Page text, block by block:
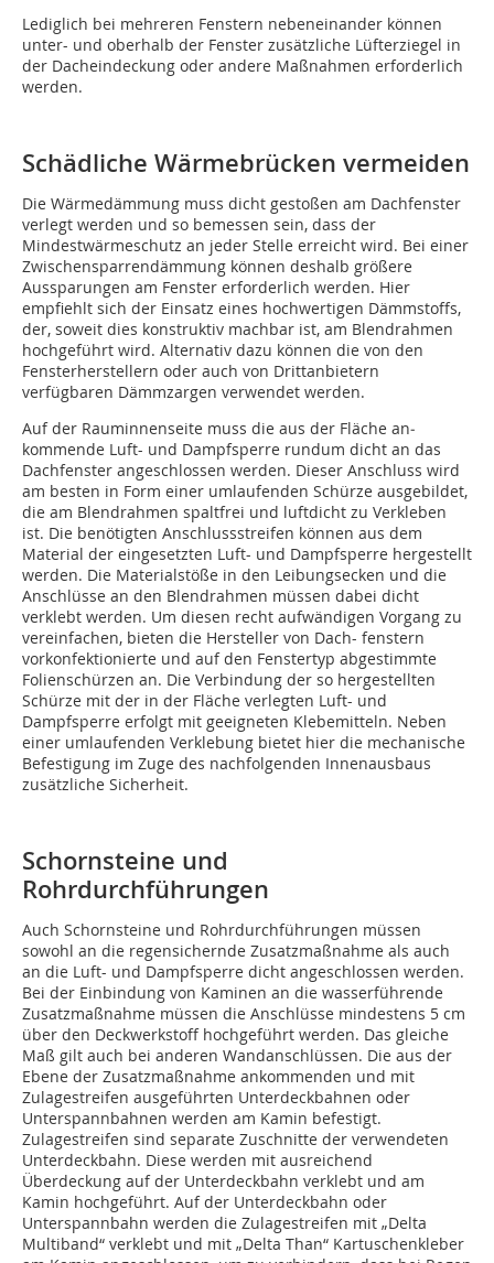
Le­diglich bei mehreren Fenstern nebeneinander kön­nen
unter- und oberhalb der Fenster zusätzliche Lüfter­ziegel in
der Dach­eindeckung oder andere Maß­nahmen erfor­der­lich
werden.
Schädliche Wärmebrücken vermeiden
Die Wärmedämmung muss dicht gestoßen am Dachfenster
verlegt werden und so bemessen sein, dass der
Mindestwärmeschutz an jeder Stelle erreicht wird. Bei einer
Zwischensparrendämmung können deshalb größere
Aussparungen am Fenster erforderlich werden. Hier
empfiehlt sich der Einsatz eines hoch­wer­tigen Dämm­stoffs,
der, soweit dies konstruktiv machbar ist, am Blendrahmen
hochgeführt wird. Alter­nativ dazu kön­nen die von den
Fensterherstellern oder auch von Dritt­an­bie­tern
verfügbaren Dämmzargen verwendet wer­den.
Auf der Rauminnenseite muss die aus der Flä­che an­
kommende Luft- und Dampfsperre rundum dicht an das
Dachfenster angeschlossen werden. Dieser An­schluss wird
am besten in Form einer umlaufenden Schür­ze ausgebildet,
die am Blendrahmen spaltfrei und luftdicht zu Verkleben
ist. Die benötigten An­schlussstreifen können aus dem
Material der eingesetzten Luft- und Dampfsperre her­gestellt
werden. Die Materialstöße in den Leibungsecken und die
Anschlüsse an den Blendrahmen müssen dabei dicht
verklebt werden. Um diesen recht aufwändigen Vorgang zu
vereinfachen, bieten die Hersteller von Dach- ­fenstern
vorkonfektionierte und auf den Fenstertyp ab­ge­stimmte
Folienschürzen an. Die Verbindung der so hergestellten
Schürze mit der in der Fläche verlegten Luft- und
Dampfsperre erfolgt mit geeig­neten Klebemitteln. Neben
einer umlaufenden Verkle­bung bietet hier die mechanische
Befestigung im Zuge des nachfolgenden Innenausbaus
zusätz­liche Sicherheit.
Schornsteine und
Rohrdurchführungen
Auch Schornsteine und Rohrdurchführungen müssen
sowohl an die regensichernde Zusatzmaßnahme als auch
an die Luft- und Dampfsperre dicht angeschlossen werden.
Bei der Ein­bindung von Kaminen an die wasserführende
Zusatzmaßnahme müs­sen die Anschlüsse mindestens 5 cm
über den Deckwerkstoff hochge­führt werden. Das gleiche
Maß gilt auch bei anderen Wand­­anschlüssen. Die aus der
Ebene der Zusatz­maßnahme ankommenden und mit
Zulagestreifen aus­geführten Unterdeckbahnen oder
Unterspannbahnen werden am Kamin befestigt.
Zulagestreifen sind separate Zuschnitte der verwendeten
Unterdeckbahn. Diese werden mit ausreichend
Überdeckung auf der Unterdeckbahn verklebt und am
Kamin hochgeführt. Auf der Unterdeckbahn oder
Unterspannbahn werden die Zulagestreifen mit „Delta
Multiband“ verklebt und mit „Delta Than“ Kartuschenkleber